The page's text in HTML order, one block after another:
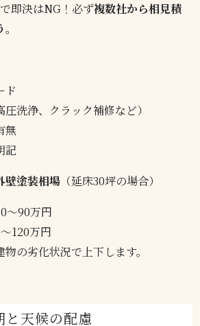
即決はNG！必ず複数社から相見積
。
ド
洗浄、クラック補修など）
無
記
壁塗装相場 （延床30坪の場合）
〜90万円
120万円
の劣化状況で上下します。
天候の配慮